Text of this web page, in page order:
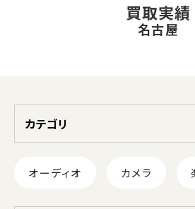
買取実績
名古屋
カテゴリ
オーディオ カメラ